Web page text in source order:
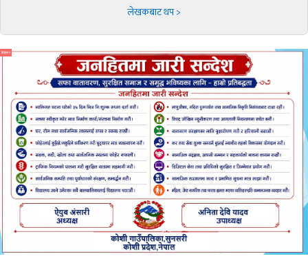
लेखकबाट थप >
विज्ञापन